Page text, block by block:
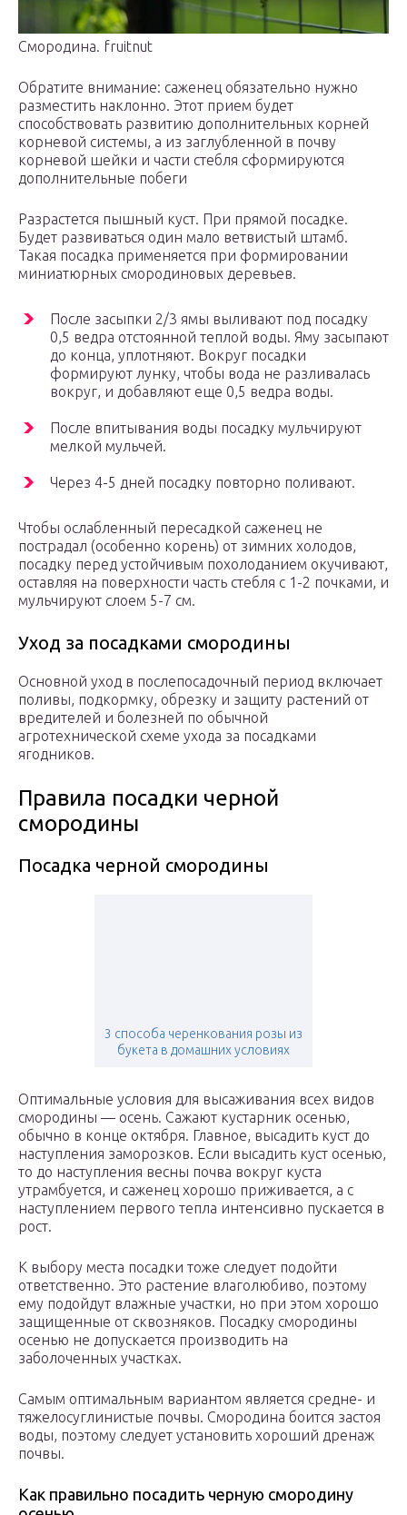
Смородина. fruitnut
Обратите внимание: саженец обязательно нужно
разместить наклонно. Этот прием будет
способствовать развитию дополнительных корней
корневой системы, а из заглубленной в почву
корневой шейки и части стебля сформируются
дополнительные побеги
Разрастется пышный куст. При прямой посадке.
Будет развиваться один мало ветвистый штамб.
Такая посадка применяется при формировании
миниатюрных смородиновых деревьев.
После засыпки 2/3 ямы выливают под посадку
0,5 ведра отстоянной теплой воды. Яму засыпают
до конца, уплотняют. Вокруг посадки
формируют лунку, чтобы вода не разливалась
вокруг, и добавляют еще 0,5 ведра воды.
После впитывания воды посадку мульчируют
мелкой мульчей.
Через 4-5 дней посадку повторно поливают.
Чтобы ослабленный пересадкой саженец не
пострадал (особенно корень) от зимних холодов,
посадку перед устойчивым похолоданием окучивают,
оставляя на поверхности часть стебля с 1-2 почками, и
мульчируют слоем 5-7 см.
Уход за посадками смородины
Основной уход в послепосадочный период включает
поливы, подкормку, обрезку и защиту растений от
вредителей и болезней по обычной
агротехнической схеме ухода за посадками
ягодников.
Правила посадки черной
смородины
Посадка черной смородины
3 способа черенкования розы из
букета в домашних условиях
Оптимальные условия для высаживания всех видов
смородины — осень. Сажают кустарник осенью,
обычно в конце октября. Главное, высадить куст до
наступления заморозков. Если высадить куст осенью,
то до наступления весны почва вокруг куста
утрамбуется, и саженец хорошо приживается, а с
наступлением первого тепла интенсивно пускается в
рост.
К выбору места посадки тоже следует подойти
ответственно. Это растение влаголюбиво, поэтому
ему подойдут влажные участки, но при этом хорошо
защищенные от сквозняков. Посадку смородины
осенью не допускается производить на
заболоченных участках.
Самым оптимальным вариантом является средне- и
тяжелосуглинистые почвы. Смородина боится застоя
воды, поэтому следует установить хороший дренаж
почвы.
Как правильно посадить черную смородину